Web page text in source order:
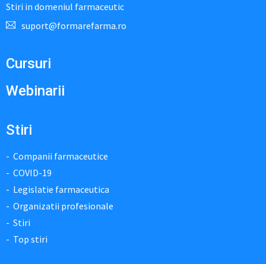
Stiri in domeniul farmaceutic
suport@formarefarma.ro
Cursuri
Webinarii
Stiri
Companii farmaceutice
COVID-19
Legislatie farmaceutica
Organizatii profesionale
Stiri
Top stiri